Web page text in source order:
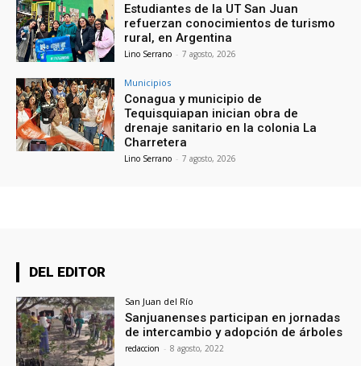
Estudiantes de la UT San Juan
refuerzan conocimientos de turismo
rural, en Argentina
Lino Serrano - 7 agosto, 2026
Municipios
Conagua y municipio de
Tequisquiapan inician obra de
drenaje sanitario en la colonia La
Charretera
Lino Serrano - 7 agosto, 2026
DEL EDITOR
San Juan del Río
Sanjuanenses participan en jornadas
de intercambio y adopción de árboles
redaccion - 8 agosto, 2022